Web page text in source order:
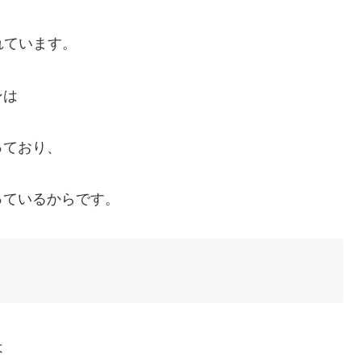
います。
おり、
いるからです。